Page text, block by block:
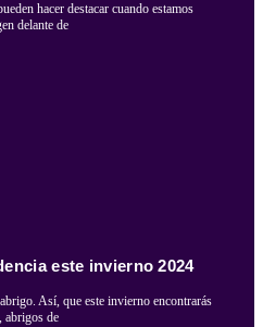
hacer destacar cuando estamos
delante de
este invierno 2024
Así, que este invierno encontrarás
abrigos de